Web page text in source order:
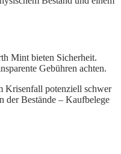
Mint bieten Sicherheit.
Gebühren achten.
Krisenfall potenziell schwer
der Bestände – Kaufbelege